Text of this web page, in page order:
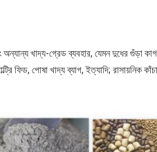
অন্যান্য খাদ্য-গ্রেড ব্যবহার, যেমন দুধের গুঁড়া
ফিড, পোষা খাদ্য ব্যাগ, ইত্যাদি; রাসায়নিক